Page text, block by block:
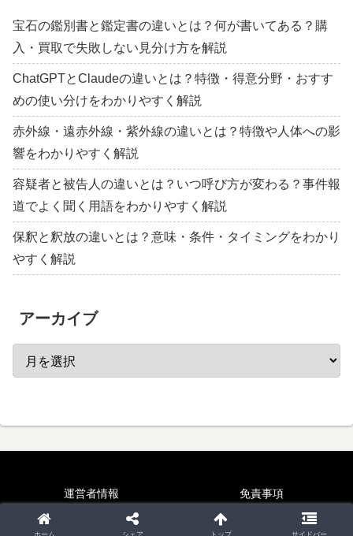
宝石の鑑別書と鑑定書の違いとは？何が書いてある？購
入・買取で失敗しない見分け方を解説
ChatGPTとClaudeの違いとは？特徴・得意分野・おすす
めの使い分けをわかりやすく解説
赤外線・遠赤外線・紫外線の違いとは？特徴や人体への影
響をわかりやすく解説
容疑者と被告人の違いとは？いつ呼び方が変わる？事件報
道でよく聞く用語をわかりやすく解説
保釈と釈放の違いとは？意味・条件・タイミングをわかり
やすく解説
アーカイブ
運営者情報 免責事項
Copyright © 2024 違いがわかる雑学 All Rights Reserved.
ホーム シェア トップ サイドバー